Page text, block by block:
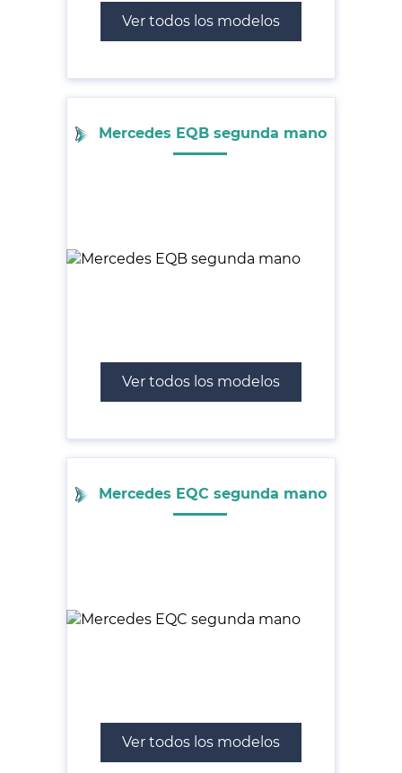
Ver todos los modelos
Mercedes EQB segunda mano
Ver todos los modelos
Mercedes EQC segunda mano
Ver todos los modelos